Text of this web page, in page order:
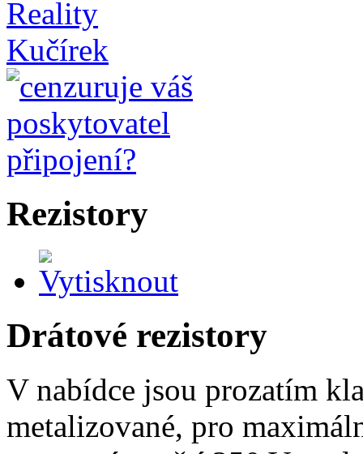
Rezistory
Drátové rezistory
V nabídce jsou prozatím
metalizované, pro